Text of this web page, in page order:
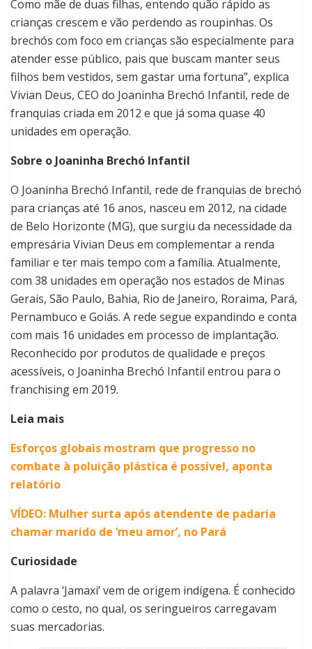
Como mãe de duas filhas, entendo quão rápido as
crianças crescem e vão perdendo as roupinhas. Os
brechós com foco em crianças são especialmente para
atender esse público, pais que buscam manter seus
filhos bem vestidos, sem gastar uma fortuna”, explica
Vivian Deus, CEO do Joaninha Brechó Infantil, rede de
franquias criada em 2012 e que já soma quase 40
unidades em operação.
Sobre o Joaninha Brechó Infantil
O Joaninha Brechó Infantil, rede de franquias de brechó
para crianças até 16 anos, nasceu em 2012, na cidade
de Belo Horizonte (MG), que surgiu da necessidade da
empresária Vivian Deus em complementar a renda
familiar e ter mais tempo com a família. Atualmente,
com 38 unidades em operação nos estados de Minas
Gerais, São Paulo, Bahia, Rio de Janeiro, Roraima, Pará,
Pernambuco e Goiás. A rede segue expandindo e conta
com mais 16 unidades em processo de implantação.
Reconhecido por produtos de qualidade e preços
acessíveis, o Joaninha Brechó Infantil entrou para o
franchising em 2019.
Leia mais
Esforços globais mostram que progresso no
combate à poluição plástica é possível, aponta
relatório
VÍDEO: Mulher surta após atendente de padaria
chamar marido de ‘meu amor’, no Pará
Curiosidade
A palavra ‘Jamaxi’ vem de origem indígena. É conhecido
como o cesto, no qual, os seringueiros carregavam
suas mercadorias.